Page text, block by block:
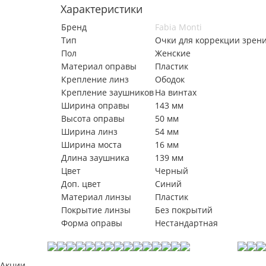
Характеристики
Бренд
Fabia Monti
Тип
Очки для коррекции
Пол
Женские
Материал оправы
Пластик
Крепление линз
Ободок
Крепление заушниковНа винтах
Ширина оправы
143 мм
Высота оправы
50 мм
Ширина линз
54 мм
Ширина моста
16 мм
Длина заушника
139 мм
Цвет
Черный
Доп. цвет
Синий
Материал линзы
Пластик
Покрытие линзы
Без покрытий
Форма оправы
Нестандартная